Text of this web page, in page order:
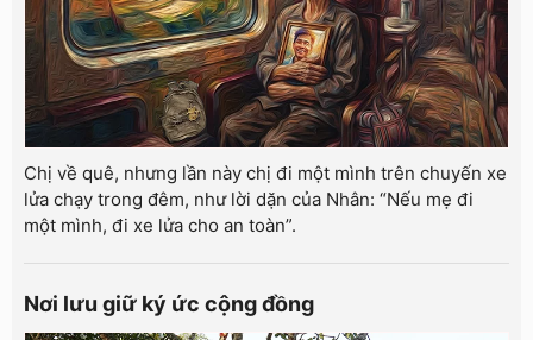
Chị về quê, nhưng lần này chị đi một mình trên chuyến xe
lửa chạy trong đêm, như lời dặn của Nhân: “Nếu mẹ đi
một mình, đi xe lửa cho an toàn”.
Nơi lưu giữ ký ức cộng đồng